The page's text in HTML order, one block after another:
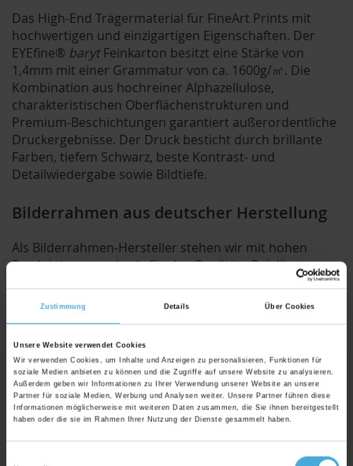
Zustimmung Details Über Cookies
Unsere Website verwendet Cookies
Wir verwenden Cookies, um Inhalte und Anzeigen zu personalisieren, Funktionen für
soziale Medien anbieten zu können und die Zugriffe auf unsere Website zu analysieren.
Außerdem geben wir Informationen zu Ihrer Verwendung unserer Website an unsere
Partner für soziale Medien, Werbung und Analysen weiter. Unsere Partner führen diese
Informationen möglicherweise mit weiteren Daten zusammen, die Sie ihnen bereitgestellt
haben oder die sie im Rahmen Ihrer Nutzung der Dienste gesammelt haben.
Das High-End Trägermaterial für FineArt Prints mit
hochwertigen und einzigartigen Eigenschaften. Der
EYEfine® barytFeinkarton besitzt eine Stärke von
1,4mm mit einer Grammatur von ca. 1600g/㎡. Die
Kombination aus hochreiner Alphazellulose,
charakteristischen Oberflächenstrukturen und
Premium-Beschichtungen garantiert außerordentliche
Druckergebnisse. Der Druck besticht durch brillante
Farben, tiefem Schwarz, beste Kontrast- und
Detailwiedergabe sowie Bildtiefe.
Bilderrahmen aus deutscher Herstellung
Als Bilderrahmen-Hersteller stehen wir mit hohen
Produktionsstandards für das Qualitäts-Prädikat
"Made in Germany". Wir achten stets darauf, dass alle
Materialien aus nachwachsenden Rohstoffen bestehen.
Produkt Spezifikationen
Größe:3 Wandbilder mit jeweils 40x60cm
FineArt Giclée Digitaldruck auf EYEfine®